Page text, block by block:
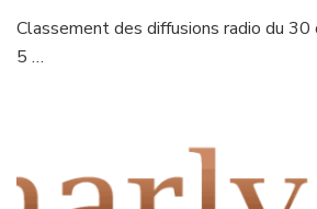
Classement des diffusions radio du
5 …